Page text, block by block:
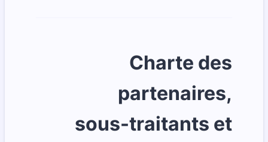
Charte des
partenaires,
sous-traitants et